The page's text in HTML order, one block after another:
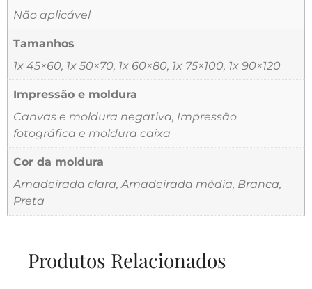
Não aplicável
Tamanhos
1x 45×60, 1x 50×70, 1x 60×80, 1x 75×100, 1x 90×120
Impressão e moldura
Canvas e moldura negativa, Impressão
fotográfica e moldura caixa
Cor da moldura
Amadeirada clara, Amadeirada média, Branca,
Preta
Produtos Relacionados